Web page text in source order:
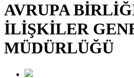
AVRUPA
İLİŞKİLER
MÜDÜRLÜĞÜ